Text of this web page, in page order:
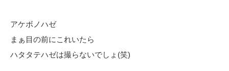
アケボノハゼ
まぁ目の前にこれいたら
ハタタテハゼは撮らないでしょ(笑)